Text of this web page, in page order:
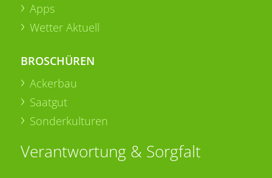
Apps
Wetter Aktuell
BROSCHÜREN
Ackerbau
Saatgut
Sonderkulturen
Verantwortung & Sorgfalt